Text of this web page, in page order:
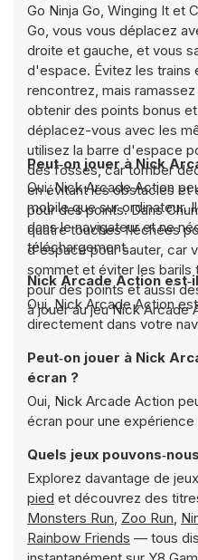
Go Ninja Go, Winging It et
Go, vous vous déplacez
droite et gauche, et vous
d'espace. Évitez les trains
rencontrez, mais
obtenir des points bonus
déplacez-vous avec les
utilisez la barre d'espace
des fosses, car tomber
en évitant les obstacles et
pour des points. Dans
quatre touches fléchées
d'espace pour sauter, car
sommet et éviter les
pour des points et aussi
à jouer au jeu Nick Arcade
Peut‑on jouer à Nick
Oui, Nick Arcade Action
mobile que sur ordinateur.
dans le navigateur et ne
téléchargement.
Nick Arcade Action
Oui, Nick Arcade Action
directement dans votre
Peut‑on jouer à Nick
écran ?
Oui, Nick Arcade Action
écran pour une
Quels jeux
Explorez davantage de
pied et découvrez des
Monsters Run, Zoo Run,
Rainbow Friends — tous